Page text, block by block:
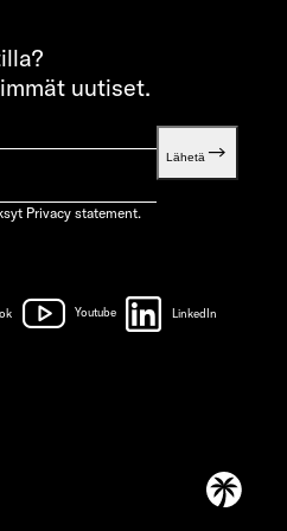
uutiset.
Lähetä
Privacy statement.
Youtube LinkedIn